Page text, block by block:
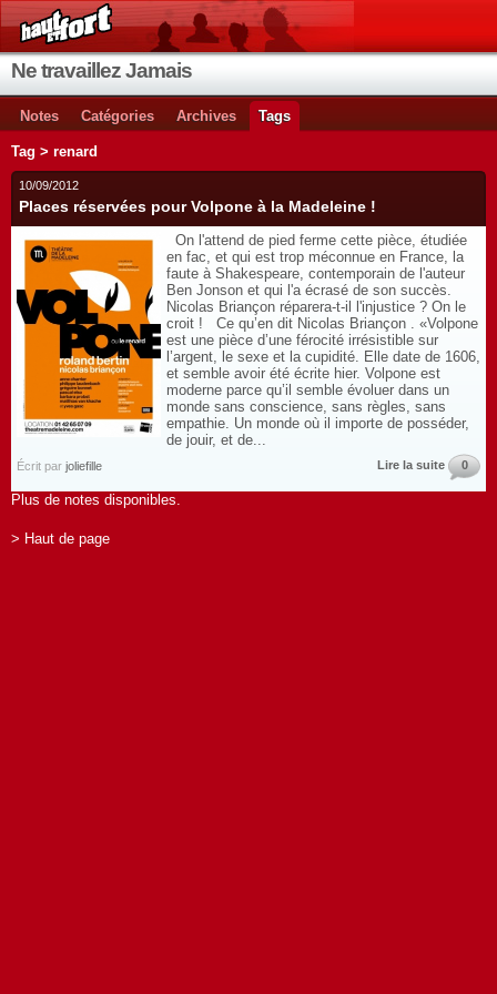
Ne travaillez Jamais
Notes Catégories Archives Tags
Tag > renard
10/09/2012
Places réservées pour Volpone à la Madeleine !
On l'attend de pied ferme cette pièce, étudiée
en fac, et qui est trop méconnue en France, la
faute à Shakespeare, contemporain de l'auteur
Ben Jonson et qui l'a écrasé de son succès.
Nicolas Briançon réparera-t-il l'injustice ? On le
croit ! Ce qu’en dit Nicolas Briançon . «Volpone
est une pièce d’une férocité irrésistible sur
l’argent, le sexe et la cupidité. Elle date de 1606,
et semble avoir été écrite hier. Volpone est
moderne parce qu’il semble évoluer dans un
monde sans conscience, sans règles, sans
empathie. Un monde où il importe de posséder,
de jouir, et de...
Écrit par joliefille Lire la suite 0
Plus de notes disponibles.
> Haut de page